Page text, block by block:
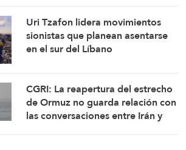
Uri Tzafon lidera movimientos
sionistas que planean asentarse
en el sur del Líbano
CGRI: La reapertura del estrecho
de Ormuz no guarda relación con
las conversaciones entre Irán y